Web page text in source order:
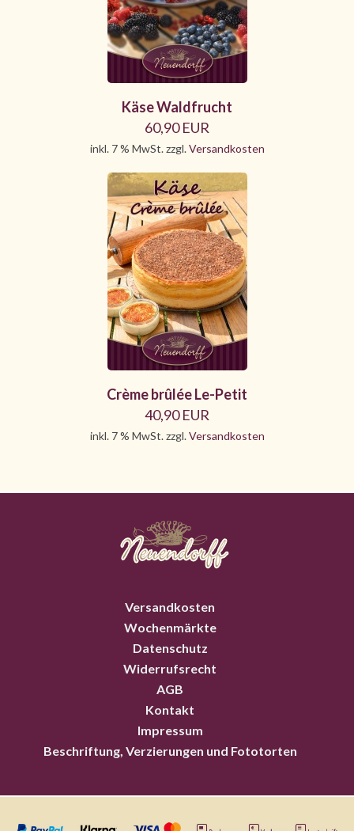
Käse Waldfrucht
60,90 EUR
inkl. 7 % MwSt. zzgl.Versandkosten
Crème brûlée Le-Petit
40,90 EUR
inkl. 7 % MwSt. zzgl.Versandkosten
Versandkosten
Wochenmärkte
Datenschutz
Widerrufsrecht
AGB
Kontakt
Impressum
Beschriftung, Verzierungen und Fototorten